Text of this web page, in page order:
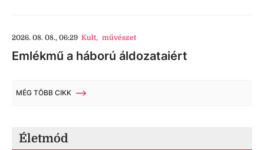
2026. 08. 08., 06:29 Kult, művészet
Emlékmű a háború áldozataiért
MÉG TÖBB CIKK
Életmód